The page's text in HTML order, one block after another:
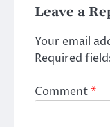
Leave a
Your email
Required
Comment*